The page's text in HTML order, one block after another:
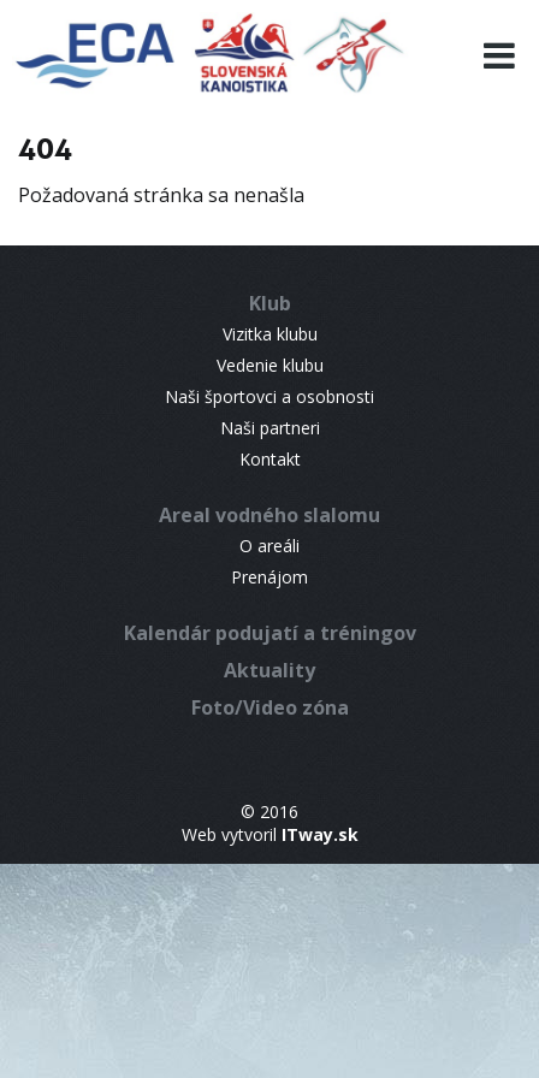
404
Požadovaná stránka sa nenašla
Klub
Vizitka klubu
Vedenie klubu
Naši športovci a osobnosti
Naši partneri
Kontakt
Areal vodného slalomu
O areáli
Prenájom
Kalendár podujatí a tréningov
Aktuality
Foto/Video zóna
© 2016
Web vytvoril ITway.sk
EURO 19
INFO
RESULTS
CONTACT